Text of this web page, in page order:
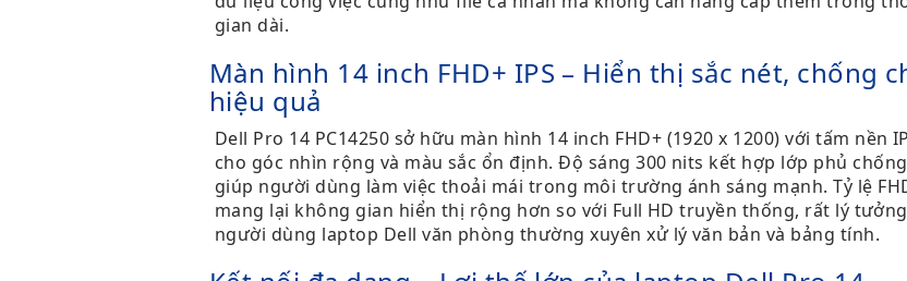
gian dài.
Màn hình 14 inch FHD+ IPS – Hiển thị sắc nét, chống
hiệu quả
Dell Pro 14 PC14250 sở hữu màn hình 14 inch FHD+ (1920 x 1200) với tấm nền
cho góc nhìn rộng và màu sắc ổn định. Độ sáng 300 nits kết hợp lớp phủ
giúp người dùng làm việc thoải mái trong môi trường ánh sáng mạnh. Tỷ lệ
mang lại không gian hiển thị rộng hơn so với Full HD truyền thống, rất lý
người dùng laptop Dell văn phòng thường xuyên xử lý văn bản và bảng tính.